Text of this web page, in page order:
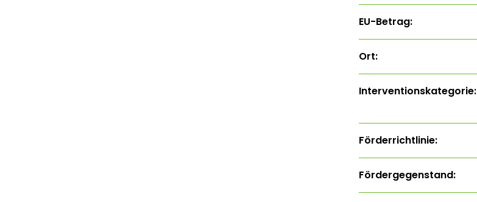
EU-Betrag:
Ort:
Interventions­kategorie:
Förderrichtlinie:
Fördergegenstand: